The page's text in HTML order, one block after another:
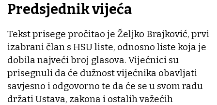
Predsjednik vijeća
Tekst prisege pročitao je Željko Brajković, prvi
izabrani član s HSU liste, odnosno liste koja je
dobila najveći broj glasova. Vijećnici su
prisegnuli da će dužnost vijećnika obavljati
savjesno i odgovorno te da će se u svom radu
držati Ustava, zakona i ostalih važećih